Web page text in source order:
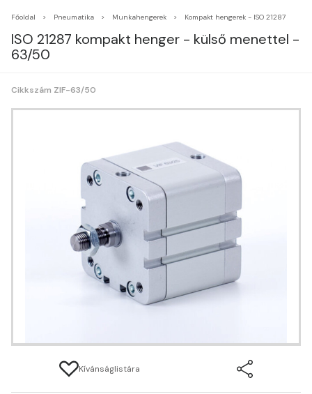
Főoldal Pneumatika Munkahengerek Kompakt hengerek - ISO 21287
ISO 21287 kompakt henger - külső menettel -
63/50
Cikkszám ZIF-63/50
Kívánságlistára